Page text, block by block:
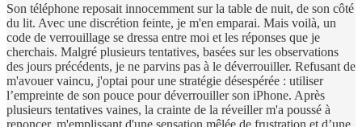
Son téléphone reposait innocemment sur la table de nuit, de son côté
du lit. Avec une discrétion feinte, je m'en emparai. Mais voilà, un
code de verrouillage se dressa entre moi et les réponses que je
cherchais. Malgré plusieurs tentatives, basées sur les observations
des jours précédents, je ne parvins pas à le déverrouiller. Refusant de
m'avouer vaincu, j'optai pour une stratégie désespérée : utiliser
l’empreinte de son pouce pour déverrouiller son iPhone. Après
plusieurs tentatives vaines, la crainte de la réveiller m'a poussé à
renoncer, m'emplissant d'une sensation mêlée de frustration et d’une